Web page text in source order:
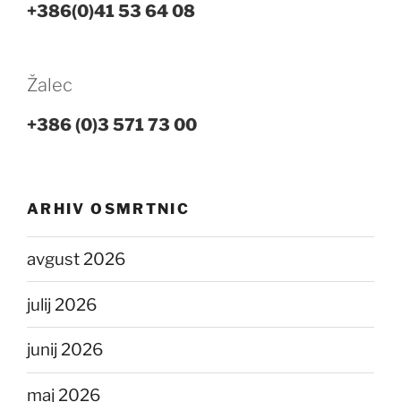
+386(0)41 53 64 08
Žalec
+386 (0)3 571 73 00
ARHIV OSMRTNIC
avgust 2026
julij 2026
junij 2026
maj 2026